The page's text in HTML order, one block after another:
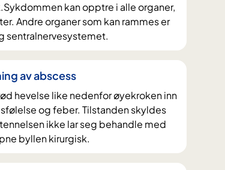
kan opptre i alle organer,
Andre organer som kan rammes er
sentralnervesystemet.
av abscess
hevelse like nedenfor øyekroken inn
og feber. Tilstanden skyldes
ikke lar seg behandle med
byllen kirurgisk.